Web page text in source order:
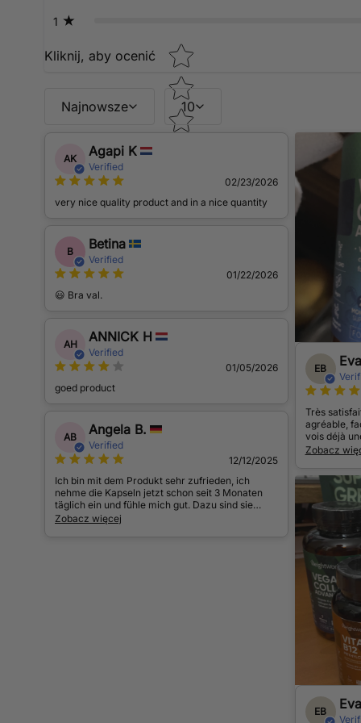
suplementów i produktów tworzonych z
zaufały już naszej marce i jej produktom
1
Kliknij, aby ocenić Star rating
Najnowsze 10
AK Agapi K
Verified
02/23/2026
very nice quality product and in a nice quantity
B Betina
Verified
01/22/2026
😃 Bra val.
AH ANNICK H
Verified
01/05/2026
goed product
AB Angela B.
Verified
12/12/2025
Ich bin mit dem Produkt sehr zufrieden, ich
nehme die Kapseln jetzt schon seit 3 Monaten
täglich ein und fühle mich gut. Dazu sind sie
vegan, einfach top!
Zobacz więcej
EB
Très
agréable,
vois déjà
ma peau et
je
Zobacz
EB